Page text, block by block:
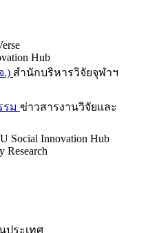
Hub
.) สำนักบริหารวิจัยจุฬาฯ
รม ข่าวสารงานวิจัยและ
Social Innovation Hub
Research
ประเทศ